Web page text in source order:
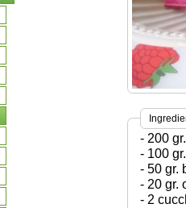
- 200
- 100
- 50 gr.
- 20 gr.
- 2